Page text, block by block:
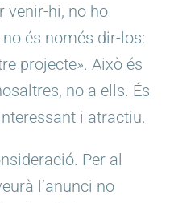
venir-hi, no ho
és només dir-los:
projecte». Això és
no a ells. És
i atractiu.
Per al
l’anunci no